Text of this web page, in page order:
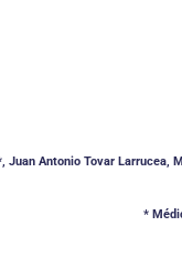
Antonio Tovar
*